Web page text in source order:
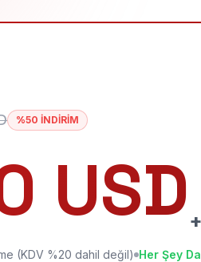
%50 İNDİRİM
USD
(KDV %20 dahil değil) Her Şey